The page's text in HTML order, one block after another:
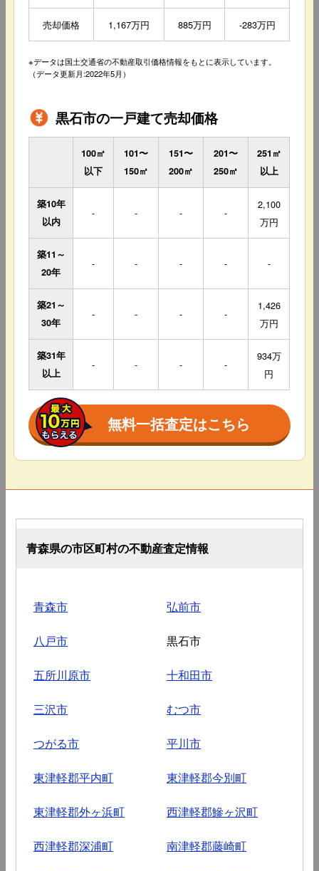
売却価格 1,167万円 885万円 -283万円
※データは国土交通省の不動産取引価格情報をもとに表示しています。
（データ更新月:2022年5月）
黒石市の一戸建て売却価格
100㎡
以下
101〜
150㎡
151〜
200㎡
201〜
250㎡
251㎡
以上
築10年
以内
- - - -
2,100
万円
築11～
20年
- - - - -
築21～
30年
- - - -
1,426
万円
築31年
以上
- - - -
934万
円
無料一括査定はこちら
青森県の市区町村の不動産査定情報
青森市 弘前市
八戸市 黒石市
五所川原市 十和田市
三沢市 むつ市
つがる市 平川市
東津軽郡平内町 東津軽郡今別町
東津軽郡外ヶ浜町 西津軽郡鰺ヶ沢町
西津軽郡深浦町 南津軽郡藤崎町